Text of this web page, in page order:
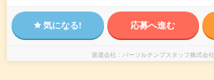
気になる! 応募へ進む
派遣会社 パーソルテンプスタッフ株式会社